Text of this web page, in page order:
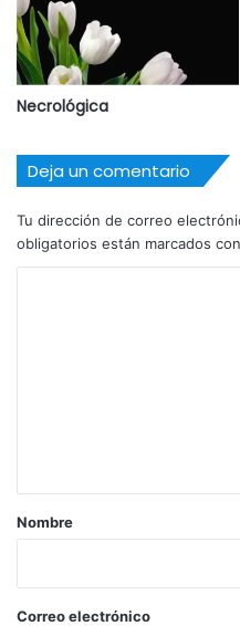
Necrológica
Deja un comentario
Tu dirección de correo
obligatorios están marcados con
r
*
Nombre
Correo electrónico